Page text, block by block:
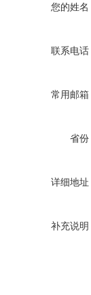
您的姓名
联系电话
常用邮箱
省份
详细地址
补充说明